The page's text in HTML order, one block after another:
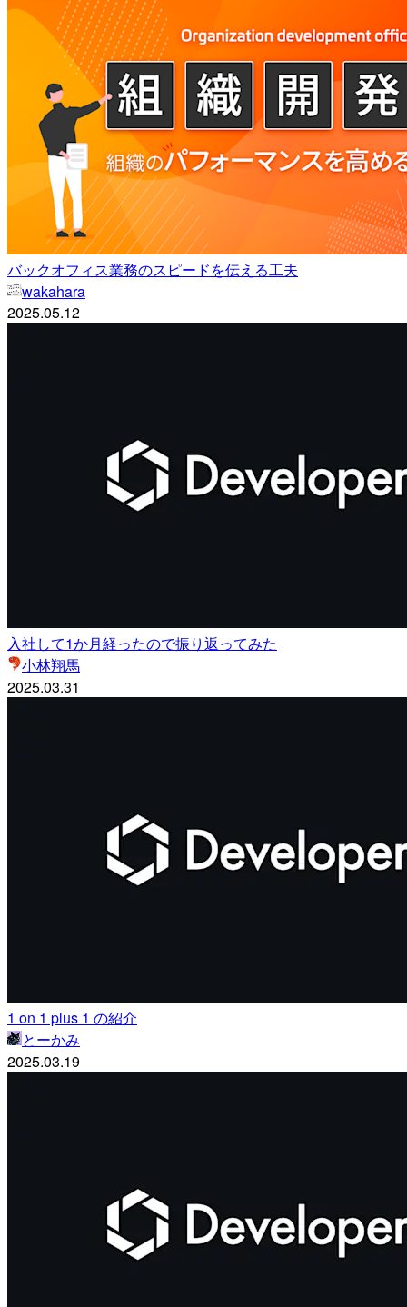
バックオフィス業務のスピードを伝える工夫
wakahara
2025.05.12
入社して1か月経ったので振り返ってみた
小林翔馬
2025.03.31
1 on 1 plus 1 の紹介
とーかみ
2025.03.19